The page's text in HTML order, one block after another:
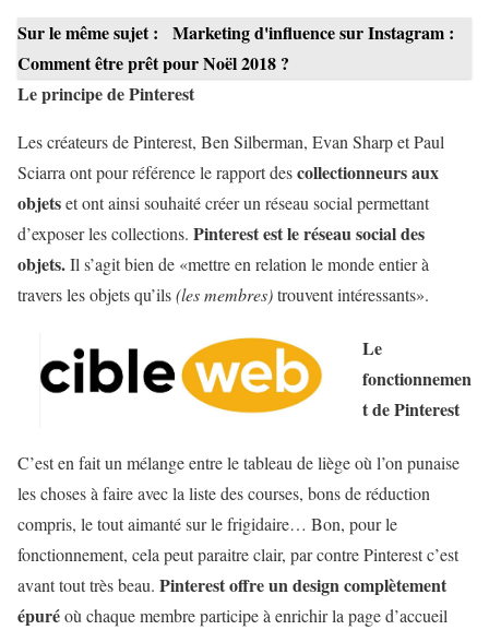
Sur le même sujet :
Marketing d'influence sur Instagram :
Comment être prêt pour Noël 2018 ?
Le principe de Pinterest
Les créateurs de Pinterest, Ben Silberman, Evan Sharp et Paul
Sciarra ont pour référence le rapport descollectionneurs aux
objetset ont ainsi souhaité créer un réseau social permettant
d’exposer les collections. Pinterest est le réseau social des
objets.Il s’agit bien de «mettre en relation le monde entier à
travers les objets qu’ils(les membres)trouvent intéressants».
Le
fonctionnemen
t de Pinterest
C’est en fait un mélange entre le tableau de liège où l’on punaise
les choses à faire avec la liste des courses, bons de réduction
compris, le tout aimanté sur le frigidaire… Bon, pour le
fonctionnement, cela peut paraitre clair, par contre Pinterest c’est
avant tout très beau. Pinterest offre un design complètement
épuréoù chaque membre participe à enrichir la page d’accueil